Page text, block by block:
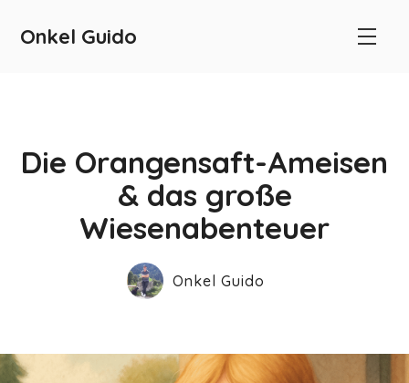
Onkel Guido
Die Orangensaft-Ameisen
& das große
Wiesenabenteuer
Onkel Guido